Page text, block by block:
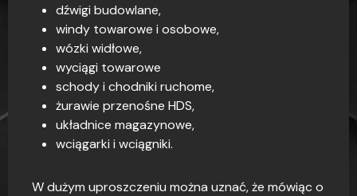
dźwigi budowlane,
windy towarowe i osobowe,
wózki widłowe,
wyciągi towarowe
schody i chodniki ruchome,
żurawie przenośne HDS,
układnice magazynowe,
wciągarki i wciągniki.
W dużym uproszczeniu można uznać, że mówiąc o